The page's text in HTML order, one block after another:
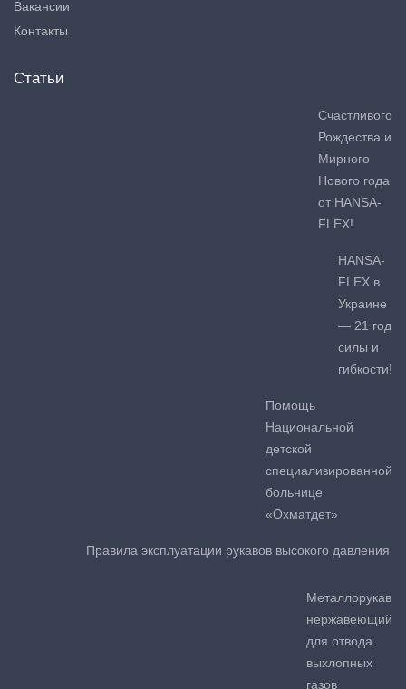
Вакансии
Контакты
Статьи
Счастливого
Рождества и
Мирного
Нового года
от HANSA-
FLEX!
HANSA-
FLEX в
Украине
— 21 год
силы и
гибкости!
Помощь
Национальной
детской
специализированной
больнице
«Охматдет»
Правила эксплуатации рукавов высокого давления
Металлорукав
нержавеющий
для отвода
выхлопных
газов